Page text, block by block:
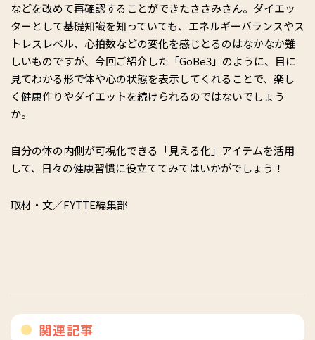
などを改めて再確認することができたささみさん。ダイエッ
ターとして基礎知識を知っていても、エネルギーバランスやス
トレスレベル、心拍数などの変化を感じとるのはなかなか難
しいものですが、今回ご紹介した「GoBe3」のように、目に
見てわかる形で体や心の状態を表示してくれることで、楽し
く健康作りやダイエットを続けられるのではないでしょう
か。
自分の体の内側が可視化できる「見える化」アイテムを活用
して、日々の健康習慣に役立ててみてはいかがでしょう！
取材・文／FYTTE編集部
関連記事